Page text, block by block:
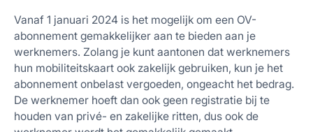
Vanaf 1 januari 2024 is het mogelijk om een OV-
abonnement gemakkelijker aan te bieden aan je
werknemers. Zolang je kunt aantonen dat werknemers
hun mobiliteitskaart ook zakelijk gebruiken, kun je het
abonnement onbelast vergoeden, ongeacht het bedrag.
De werknemer hoeft dan ook geen registratie bij te
houden van privé- en zakelijke ritten, dus ook de